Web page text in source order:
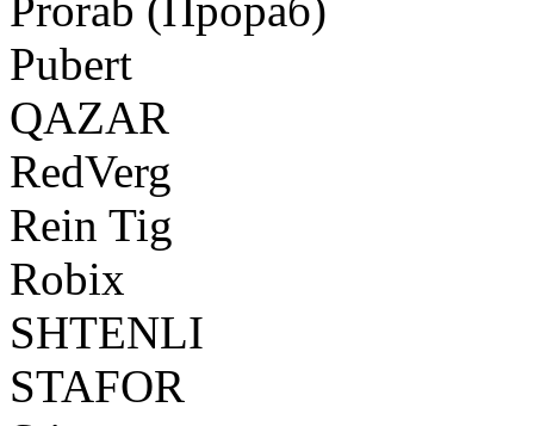
Pubert
QAZAR
RedVerg
Rein Tig
Robix
SHTENLI
STAFOR